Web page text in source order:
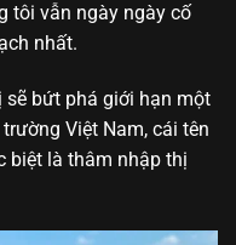
tôi vẫn ngày ngày cố
nhất.
bứt phá giới hạn một
Việt Nam, cái tên
biệt là thâm nhập thị